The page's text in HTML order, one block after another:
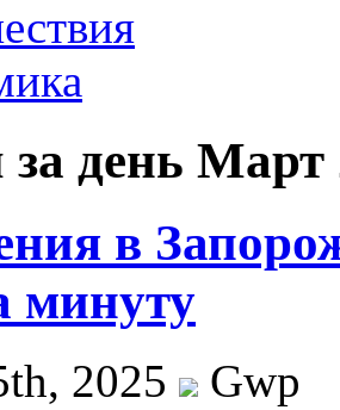
день Март
в
минуту
2025
Gwp